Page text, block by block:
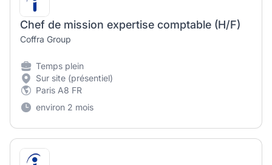
Chef de mission expertise comptable (H/F)
Coffra Group
Temps plein
Sur site (présentiel)
Paris A8 FR
environ 2 mois